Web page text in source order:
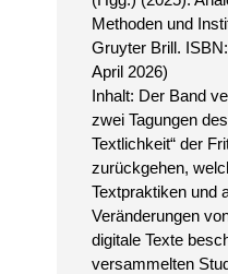
Methoden und
Gruyter Brill.
April 2026)
Inhalt: Der Band
zwei Tagungen
Textlichkeit“ der
zurückgehen,
Textpraktiken und
Veränderungen
digitale Texte
versammelten